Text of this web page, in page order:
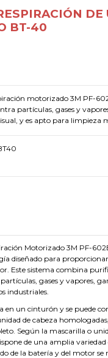
DE
BT-40
motorizado 3M PF-
partículas, gases y
y es apto para limpieza
Motorizado 3M PF-
diseñado para
Este sistema combina
gases y vapores,
industriales.
en un cinturón y se puede
de cabeza
Según la mascarilla o
de una amplia
de la batería y del motor se